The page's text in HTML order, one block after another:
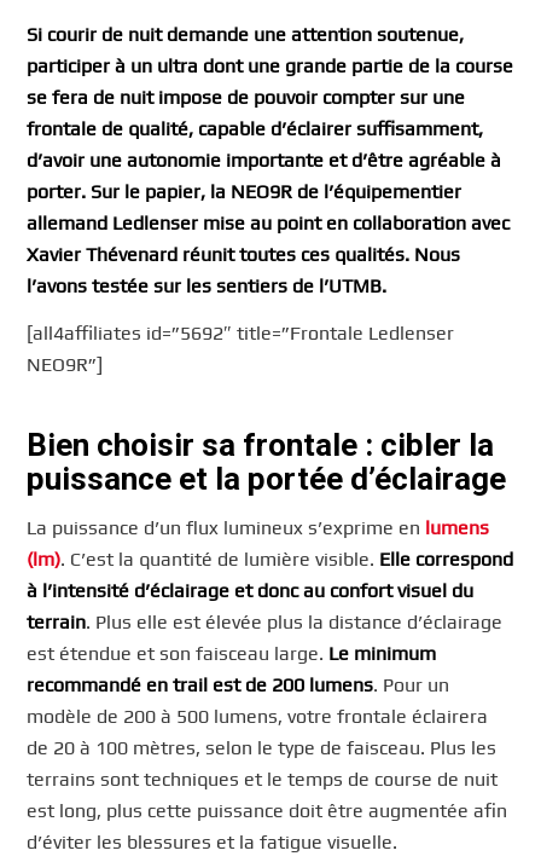
Si courir de nuit demande une attention soutenue,
participer à un ultra dont une grande partie de la course
se fera de nuit impose de pouvoir compter sur une
frontale de qualité, capable d’éclairer suffisamment,
d’avoir une autonomie importante et d’être agréable à
porter. Sur le papier, la NEO9R de l’équipementier
allemand Ledlenser mise au point en collaboration avec
Xavier Thévenard réunit toutes ces qualités. Nous
l’avons testée sur les sentiers de l’UTMB.
[all4affiliates id=”5692″ title=”Frontale Ledlenser
NEO9R”]
Bien choisir sa frontale : cibler la
puissance et la portée d’éclairage
La puissance d’un flux lumineux s’exprime en lumens
(lm). C’est la quantité de lumière visible. Elle correspond
à l’intensité d’éclairage et donc au confort visuel du
terrain. Plus elle est élevée plus la distance d’éclairage
est étendue et son faisceau large. Le minimum
recommandé en trail est de 200 lumens. Pour un
modèle de 200 à 500 lumens, votre frontale éclairera
de 20 à 100 mètres, selon le type de faisceau. Plus les
terrains sont techniques et le temps de course de nuit
est long, plus cette puissance doit être augmentée afin
d’éviter les blessures et la fatigue visuelle.